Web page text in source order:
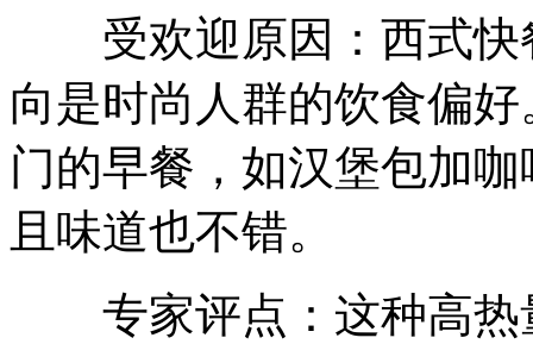
受欢迎原因：西式快
向是时尚人群的饮食偏
门的早餐，如汉堡包加
且味道也不错。
专家评点：这种高热